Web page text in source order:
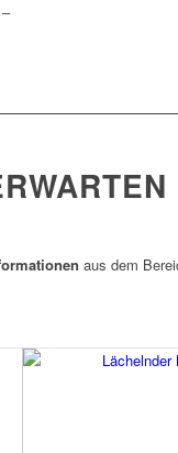
aus dem